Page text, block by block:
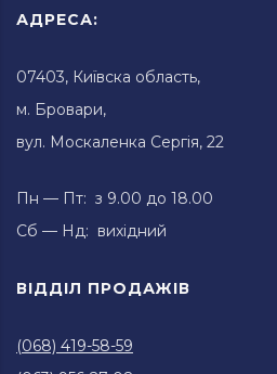
АДРЕСА:
07403, Київска область,
м. Бровари,
вул. Москаленка Сергія, 22
Пн — Пт: з 9.00 до 18.00
Сб — Нд: вихідний
ВІДДІЛ ПРОДАЖІВ
(068) 419-58-59